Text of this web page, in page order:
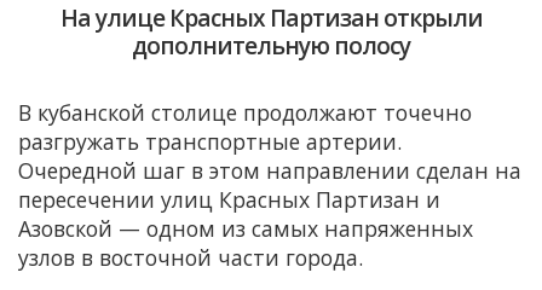
На улице Красных Партизан открыли
дополнительную полосу
В кубанской столице продолжают точечно
разгружать транспортные артерии.
Очередной шаг в этом направлении сделан на
пересечении улиц Красных Партизан и
Азовской — одном из самых напряженных
узлов в восточной части города.